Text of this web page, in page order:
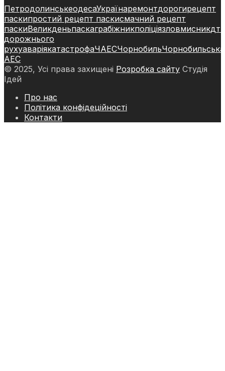
ПетродолинськеодесаУкраїнаремонтдорогирецепт
паскипростий рецепт паскисмачний рецепт
паскиВеликденьпаскаграбіжникполіціязловмисникдтп
дорожнього
рухуаваріякатастрофаЧАЕСЧорнобильЧорнобильська
АЕС
© 2025, Усі права захищені Розробка сайту Студія
Ідей
Про нас
Політика конфідеційності
Контакти